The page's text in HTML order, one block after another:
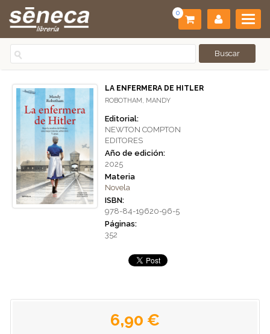
0
LA ENFERMERA DE HITLER
ROBOTHAM, MANDY
Editorial:
NEWTON COMPTON
EDITORES
Año de edición:
2025
Materia
Novela
ISBN:
978-84-19620-96-5
Páginas:
352
6,90 €